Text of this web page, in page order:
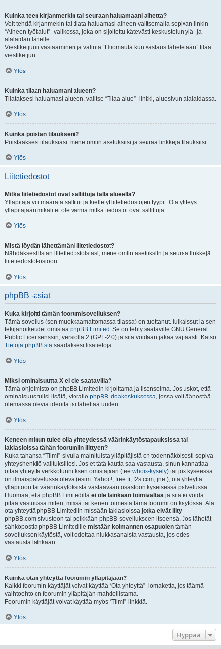
Kuinka teen kirjanmerkin tai seuraan haluamaani aihetta?
Voit tehdä kirjanmekin tai tilata haluamasi aiheen valitsemalla sopivan linkin
“Aiheen työkalut” -valikossa, joka on sijoitettu kätevästi keskustelun ylä- ja
alalaidan lähelle.
Viestiketjuun vastaaminen ja valinta “Huomauta kun vastaus lähetetään” tilaa
viestiketjun.
Ylös
Kuinka tilaan haluamani alueen?
Tilataksesi haluamasi alueen, valitse “Tilaa alue” -linkki, aluesivun alalaidassa.
Ylös
Kuinka poistan tilaukseni?
Poistaaksesi tilauksiasi, mene omiin asetuksiisi ja seuraa linkkejä tilauksiisi.
Ylös
Liitetiedostot
Mitkä liitetiedostot ovat sallittuja tällä alueella?
Ylläpitäjä voi määrätä sallitut ja kielletyt liitetiedostojen tyypit. Ota yhteys
ylläpitäjään mikäli et ole varma mitkä tiedostot ovat sallittuja..
Ylös
Mistä löydän lähettämäni liitetiedostot?
Nähdäksesi listan liitetiedostoistasi, mene omiin asetuksiin ja seuraa linkkejä
liitetiedostot-osioon.
Ylös
phpBB -asiat
Kuka kirjoitti tämän foorumisovelluksen?
Tämä sovellus (sen muokkaamattomassa tilassa) on tuottanut, julkaissut ja sen
tekijänoikeudet omistaa phpBB Limited . Se on tehty saataville GNU General
Public Licensenssin, versiolla 2 (GPL-2.0) ja sitä voidaan jakaa vapaasti. Katso
Tietoja phpBB:stä saadaksesi lisätietoja.
Ylös
Miksi ominaisuutta X ei ole saatavilla?
Tämä ohjelmisto on phpBB Limitedin kirjoittama ja lisensoima. Jos uskot, että
ominaisuus tulisi lisätä, vieraile phpBB ideakeskuksessa, jossa voit äänestää
olemassa olevia ideoita tai lähettää uuden.
Ylös
Keneen minun tulee olla yhteydessä väärinkäytöstapauksissa tai
lakiasioissa tähän foorumiin liittyen?
Kuka tahansa “Tiimi”-sivulla mainituista ylläpitäjistä on todennäköisesti sopiva
yhteyshenkilö valituksillesi. Jos et tätä kautta saa vastausta, sinun kannattaa
ottaa yhteyttä verkkotunnuksen omistajaan (tee whois-kysely) tai jos kyseessä
on ilmaispalvelussa oleva (esim. Yahoo!, free.fr, f2s.com, jne.), ota yhteyttä
ylläpitoon tai väärinkäytöksistä vastaavaan osastoon kyseisessä palvelussa.
Huomaa, että phpBB Limitedillä ei ole lainkaan toimivaltaa ja sitä ei voida
pitää vastuussa miten, missä tai kenen toimesta tämä foorumi on käytössä. Älä
ota yhteyttä phpBB Limitediin missään lakiasioissa jotka eivät liity
phpBB.com-sivustoon tai pelkkään phpBB-sovellukseen itseensä. Jos lähetät
sähköpostia phpBB Limitedille mistään kolmannen osapuolen tämän
sovelluksen käytöstä, voit odottaa niukkasanaista vastausta, jos edes
vastausta lainkaan.
Ylös
Kuinka otan yhteyttä foorumin ylläpitäjään?
Kaikki foorumin käyttäjät voivat käyttää “Ota yhteyttä” -lomaketta, jos täämä
vaihtoehto on foorumin ylläpitäjän mahdollistama.
Foorumin käyttäjät voivat käyttää myös “Tiimi”-linkkiä.
Ylös
Hyppää